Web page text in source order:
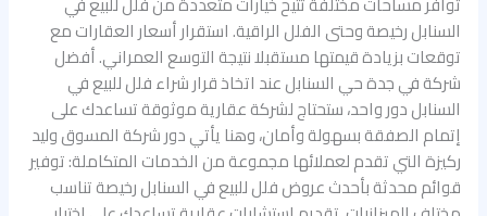
السنابل رخيصة وحتى الفلل الراقية. استقرار أسعار العقارات مع
توقعات بزيادة قيمتها مستقبلا نتيجة التوسع العمراني. أفضل
شركة في جدة حي السنابل عند اتخاذ قرار شراء فلل للبيع في
السنابل دور واحد، ستحتاج لشركة عقارية موثوقة تساعدك على
إتمام الصفقة بسهولة وأمان، وهنا يأتي دور شركة المسوق وليد
ركيزة التي تقدم لعملائها مجموعة من الخدمات المتكاملة: توفير
قوائم محدثة بأحدث عروض فلل للبيع في السنابل رخيصة تناسب